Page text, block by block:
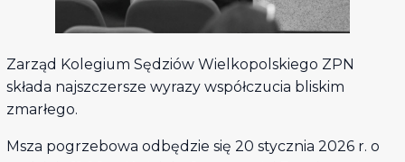
Zarząd Kolegium Sędziów Wielkopolskiego ZPN
składa najszczersze wyrazy współczucia bliskim
zmarłego.
Msza pogrzebowa odbędzie się 20 stycznia 2026 r. o